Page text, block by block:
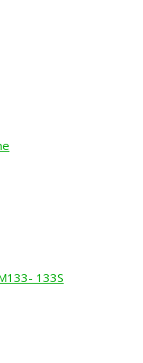
133S